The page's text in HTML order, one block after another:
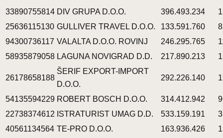
33890755814 DIV GRUPA D.O.O. 396.493.234
25636115130 GULLIVER TRAVEL D.O.O. 133.591.760
94300736117 VALALTA D.O.O. ROVINJ 246.295.765
58935879058 LAGUNA NOVIGRAD D.D. 217.890.213
26178658188
ŠERIF EXPORT-IMPORT
D.O.O.
292.226.140
54135594229 ROBERT BOSCH D.O.O. 314.412.942
22738374612 ISTRATURIST UMAG D.D. 533.159.191
40561134564 TE-PRO D.O.O. 163.936.426